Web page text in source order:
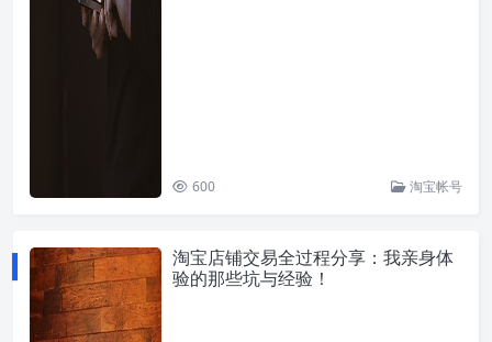
600 淘宝帐号
淘宝店铺交易全过程分享：我亲身体
验的那些坑与经验！